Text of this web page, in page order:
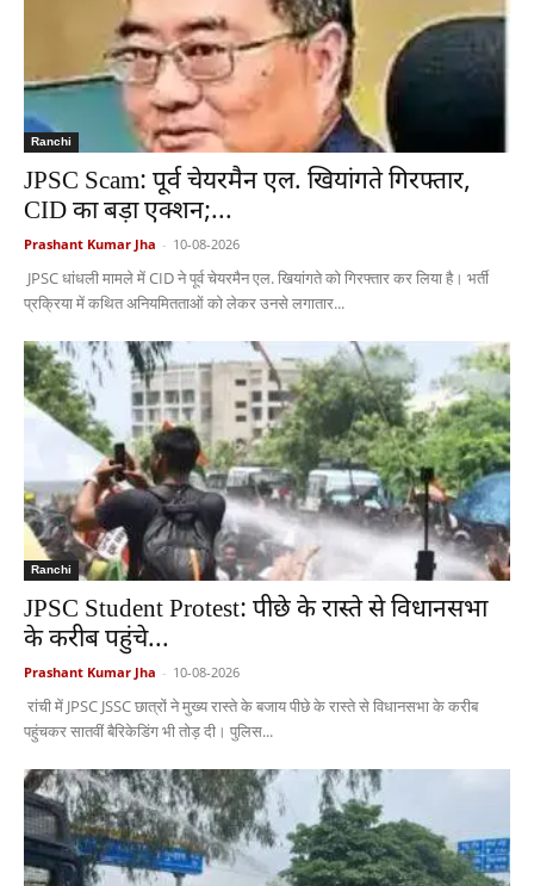
Ranchi
JPSC Scam: पूर्व चेयरमैन एल. खियांगते गिरफ्तार,
CID का बड़ा एक्शन;...
Prashant Kumar Jha - 10-08-2026
JPSC धांधली मामले में CID ने पूर्व चेयरमैन एल. खियांगते को गिरफ्तार कर लिया है। भर्ती
प्रक्रिया में कथित अनियमितताओं को लेकर उनसे लगातार...
Ranchi
JPSC Student Protest: पीछे के रास्ते से विधानसभा
के करीब पहुंचे...
Prashant Kumar Jha - 10-08-2026
रांची में JPSC JSSC छात्रों ने मुख्य रास्ते के बजाय पीछे के रास्ते से विधानसभा के करीब
पहुंचकर सातवीं बैरिकेडिंग भी तोड़ दी। पुलिस...